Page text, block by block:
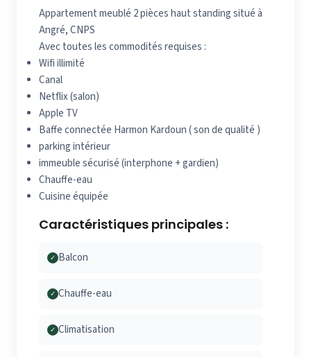
Appartement meublé 2 pièces haut standing situé à
Angré, CNPS
Avec toutes les commodités requises :
Wifi illimité
Canal
Netflix (salon)
Apple TV
Baffe connectée Harmon Kardoun ( son de qualité )
parking intérieur
immeuble sécurisé (interphone + gardien)
Chauffe-eau
Cuisine équipée
Caractéristiques principales :
✓ Balcon
✓ Chauffe-eau
✓ Climatisation